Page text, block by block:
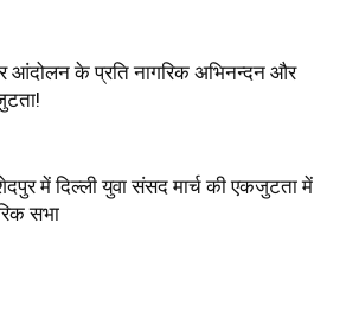
आंदोलन के प्रति नागरिक अभिनन्दन और
में दिल्ली युवा संसद मार्च की एकजुटता में
सभा